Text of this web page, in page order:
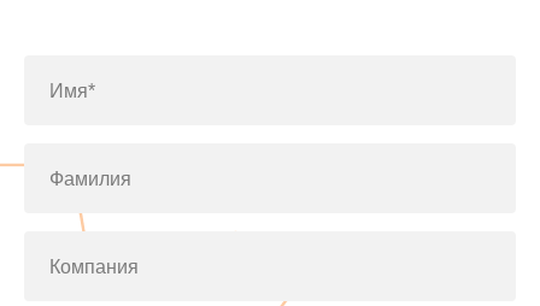
Имя*
Фамилия
Компания